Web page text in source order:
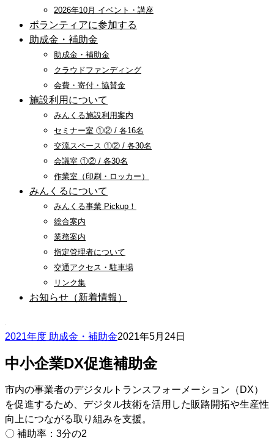
2026年10月 イベント・講座
ボランティアに参加する
助成金・補助金
助成金・補助金
クラウドファンディング
会費・寄付・協賛金
施設利用について
みんくる施設利用案内
セミナー室 ①② / 各16名
交流スペース ①② / 各30名
会議室 ①② / 各30名
作業室（印刷・ロッカー）
みんくるについて
みんくる事業 Pickup！
総合案内
業務案内
指定管理者について
交通アクセス・駐車場
リンク集
お知らせ（新着情報）
2021年度 助成金・補助金2021年5月24日
中小企業DX促進補助金
市内の事業者のデジタルトランスフォーメーション（DX）
を促進するため、デジタル技術を活用した販路開拓や生産性
向上につながる取り組みを支援。
〇 補助率：3分の2